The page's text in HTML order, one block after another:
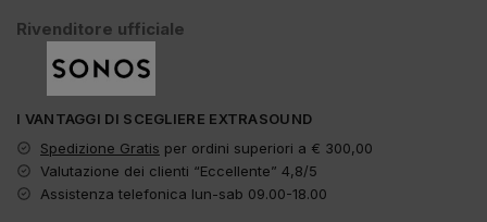
Rivenditore ufficiale
I VANTAGGI DI SCEGLIERE EXTRASOUND
Spedizione Gratis per ordini superiori a € 300,00
Valutazione dei clienti “Eccellente” 4,8/5
Assistenza telefonica lun-sab 09.00-18.00